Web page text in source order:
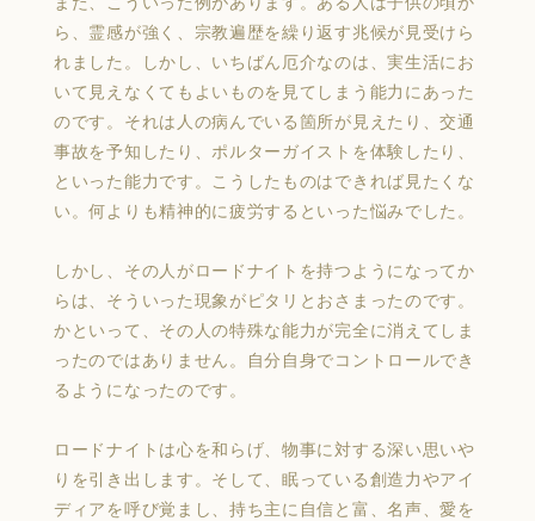
ら、霊感が強く、宗教遍歴を繰り返す兆候が見受けら
れました。しかし、いちばん厄介なのは、実生活にお
いて見えなくてもよいものを見てしまう能力にあった
のです。それは人の病んでいる箇所が見えたり、交通
事故を予知したり、ポルターガイストを体験したり、
といった能力です。こうしたものはできれば見たくな
い。何よりも精神的に疲労するといった悩みでした。
しかし、その人がロードナイトを持つようになってか
らは、そういった現象がピタリとおさまったのです。
かといって、その人の特殊な能力が完全に消えてしま
ったのではありません。自分自身でコントロールでき
るようになったのです。
ロードナイトは心を和らげ、物事に対する深い思いや
りを引き出します。そして、眠っている創造力やアイ
ディアを呼び覚まし、持ち主に自信と富、名声、愛を